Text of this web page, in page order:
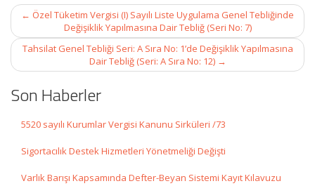
Post
navigation
← Özel Tüketim Vergisi (I) Sayılı Liste Uygulama Genel Tebliğinde
Değişiklik Yapılmasına Dair Tebliğ (Seri No: 7)
Tahsilat Genel Tebliği Seri: A Sıra No: 1’de Değişiklik Yapılmasına
Dair Tebliğ (Seri: A Sıra No: 12) →
Son Haberler
5520 sayılı Kurumlar Vergisi Kanunu Sirküleri /73
Sigortacılık Destek Hizmetleri Yönetmeliği Değişti
Varlık Barışı Kapsamında Defter-Beyan Sistemi Kayıt Kılavuzu